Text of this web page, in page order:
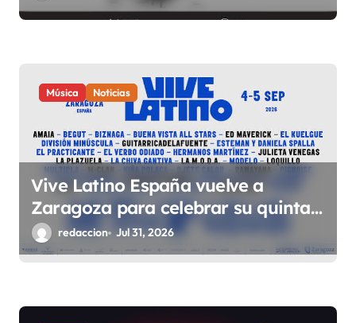
s
Música Noticias
Vive Latino España vuelve a
Zaragoza para celebrar su quinta
edición el 4 y 5 de septiembre en el
Espacio Expo
redaccion Jul 31, 2026